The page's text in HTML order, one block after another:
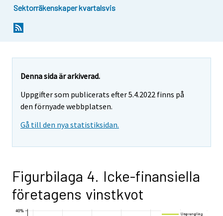
Sektorräkenskaper kvartalsvis
Denna sida är arkiverad.
Uppgifter som publicerats efter 5.4.2022 finns på
den förnyade webbplatsen.
Gå till den nya statistiksidan.
Figurbilaga 4. Icke-finansiella
företagens vinstkvot